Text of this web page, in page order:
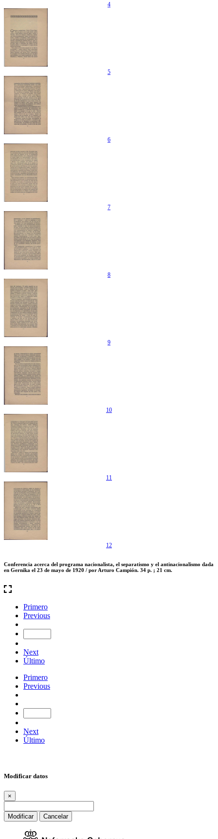
4
5
6
7
8
9
10
11
12
Conferencia acerca del programa nacionalista, el separatismo y el antinacionalismo dada
en Gernika el 23 de mayo de 1920 / por Arturo Campión. 34 p. ; 21 cm.
Primero
Previous
Next
Último
Primero
Previous
Next
Último
Modificar datos
×
Modificar Cancelar